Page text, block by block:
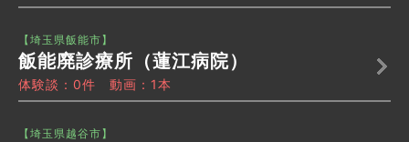
【埼玉県飯能市】
飯能廃診療所（蓮江病院）
体験談：0件 動画：1本
【埼玉県越谷市】